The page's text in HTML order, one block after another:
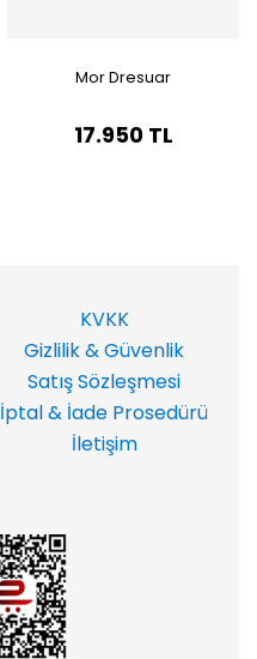
Mor Dresuar
17.950 TL
KVKK
Gizlilik & Güvenlik
Satış Sözleşmesi
İptal & İade Prosedürü
İletişim